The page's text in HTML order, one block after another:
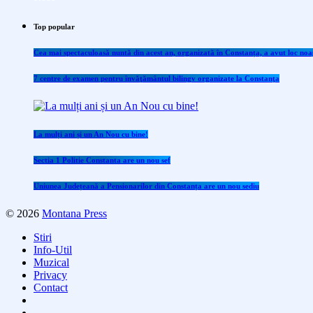
Top popular
Cea mai spectaculoasă nuntă din acest an, organizată în Constanța, a avut loc
7 centre de examen pentru învăţământul bilingv organizate la Constanţa
La mulți ani și un An Nou cu bine!
Sectia 1 Politie Constanta are un nou sef
Uniunea Județeană a Pensionarilor din Constanța are un nou sediu
© 2026 Montana Press
Stiri
Info-Util
Muzical
Privacy
Contact